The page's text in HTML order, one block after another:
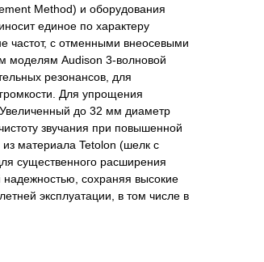
Method) и оборудования
единое по характеру
частот, с отменными внеосевыми
моделям Audison 3-волновой
резонансов, для
Для упрощения
до 32 мм диаметр
звучания при повышенной
материала Tetolon (шелк с
существенного расширения
надежностью, сохраняя высокие
эксплуатации, в том числе в